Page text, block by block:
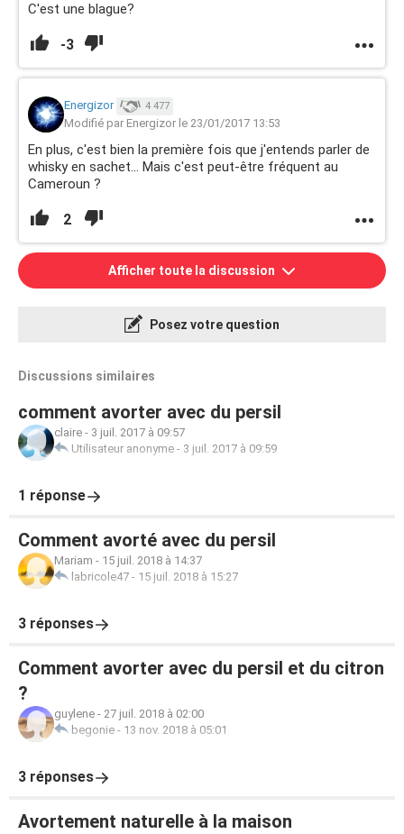
C'est une blague?
-3
Energizor 4 477
Modifié par Energizor le 23/01/2017 13:53
En plus, c'est bien la première fois que j'entends parler de
whisky en sachet... Mais c'est peut-être fréquent au
Cameroun ?
2
Afficher toute la discussion
Posez votre question
Discussions similaires
comment avorter avec du persil
claire - 3 juil. 2017 à 09:57
Utilisateur anonyme - 3 juil. 2017 à 09:59
1 réponse
Comment avorté avec du persil
Mariam - 15 juil. 2018 à 14:37
labricole47 - 15 juil. 2018 à 15:27
3 réponses
Comment avorter avec du persil et du citron
?
guylene - 27 juil. 2018 à 02:00
begonie - 13 nov. 2018 à 05:01
3 réponses
Avortement naturelle à la maison